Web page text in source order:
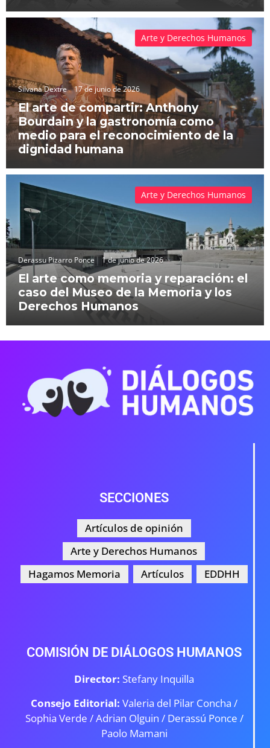
Silvana Dextre 17 de junio de 2026
El arte de compartir: Anthony
Bourdain y la gastronomía como
medio para el reconocimiento de la
dignidad humana
Arte y Derechos Humanos
Derassu Pizarro Ponce 1 de junio de 2026
El arte como memoria y reparación: el
caso del Museo de la Memoria y los
Derechos Humanos
Arte y Derechos Humanos
SECCIONES
Artículos de opinión
Arte y Derechos Humanos
Hagamos Memoria
Artículos EDDHH
COMISIÓN DE DIÁLOGOS HUMANOS
Director: Stefany Inquilla
Consejo Editorial: Valeria del Pilar Concha /
Sophia Verde /Adrian Olguin / Derassú Ponce /
Paolo Mamani